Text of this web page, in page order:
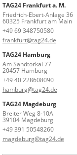
TAG24 Frankfurt a. M.
Friedrich-Ebert-Anlage 36
60325 Frankfurt am Main
+49 69 348750580
frankfurt@tag24.de
TAG24 Hamburg
Am Sandtorkai 77
20457 Hamburg
+49 40 228608090
hamburg@tag24.de
TAG24 Magdeburg
Breiter Weg 8-10A
39104 Magdeburg
+49 391 50548260
magdeburg@tag24.de